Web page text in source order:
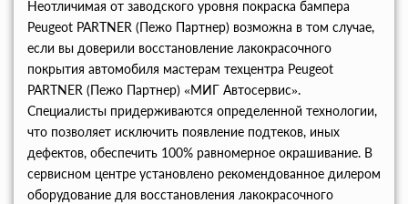
Неотличимая от заводского уровня покраска бампера
Peugeot PARTNER (Пежо Партнер) возможна в том случае,
если вы доверили восстановление лакокрасочного
покрытия автомобиля мастерам техцентра Peugeot
PARTNER (Пежо Партнер) «МИГ Автосервис».
Специалисты придерживаются определенной технологии,
что позволяет исключить появление подтеков, иных
дефектов, обеспечить 100% равномерное окрашивание. В
сервисном центре установлено рекомендованное дилером
оборудование для восстановления лакокрасочного